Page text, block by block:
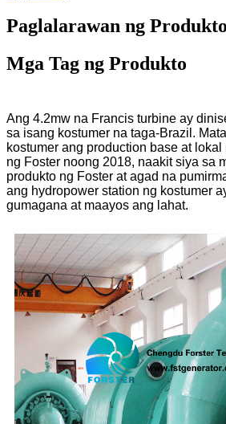
Paglalarawan ng Produkto
Mga Tag ng Produkto
Ang 4.2mw na Francis turbine ay
sa isang kostumer na taga-Brazil.
kostumer ang production base at
ng Foster noong 2018, naakit siya sa
produkto ng Foster at agad na
ang hydropower station ng kostumer
gumagana at maayos ang lahat.